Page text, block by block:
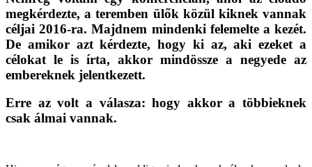
megkérdezte, a teremben ülők közül kiknek vannak
céljai 2016-ra. Majdnem mindenki felemelte a kezét.
De amikor azt kérdezte, hogy ki az, aki ezeket a
célokat le is írta, akkor mindössze a negyede az
embereknek jelentkezett.
Erre az volt a válasza: hogy akkor a többieknek
csak álmai vannak.